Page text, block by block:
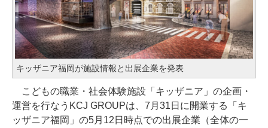
キッザニア福岡が施設情報と出展企業を発表
こどもの職業・社会体験施設「キッザニア」の企画・
運営を行なうKCJ GROUPは、7月31日に開業する「キ
ッザニア福岡」の5月12日時点での出展企業（全体の一